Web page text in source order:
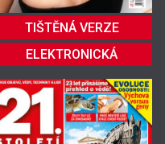
TIŠTĚNÁ VERZE
ELEKTRONICKÁ